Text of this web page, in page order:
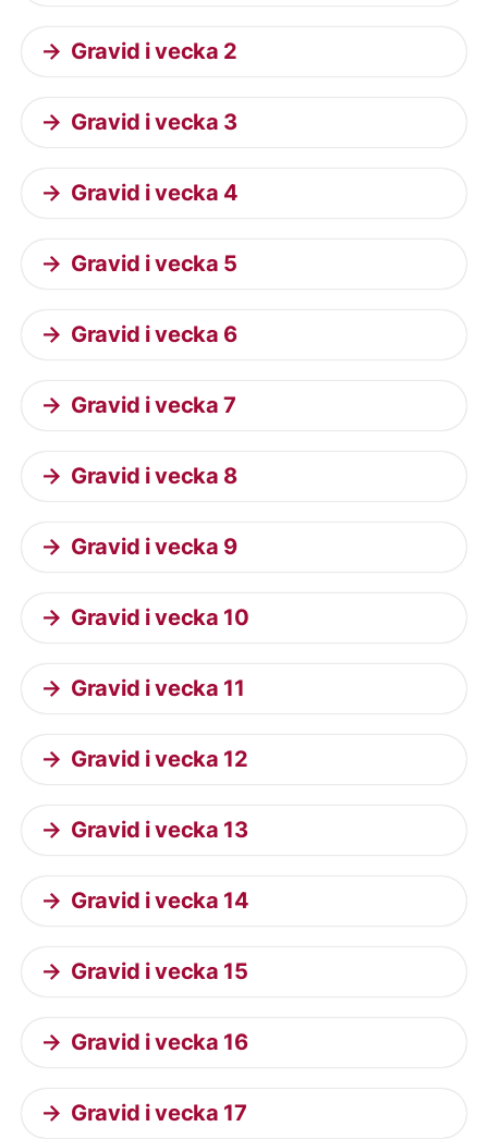
Gravid i vecka 2
Gravid i vecka 3
Gravid i vecka 4
Gravid i vecka 5
Gravid i vecka 6
Gravid i vecka 7
Gravid i vecka 8
Gravid i vecka 9
Gravid i vecka 10
Gravid i vecka 11
Gravid i vecka 12
Gravid i vecka 13
Gravid i vecka 14
Gravid i vecka 15
Gravid i vecka 16
Gravid i vecka 17